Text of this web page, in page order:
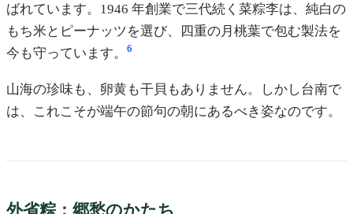
ばれています。1946 年創業で三代続く菜粽李は、純白の
もち米とピーナッツを選び、四重の月桃葉で包む製法を
今も守っています。
6
山海の珍味も、卵黄も干貝もありません。しかし台南で
は、これこそが端午の節句の朝にあるべき姿なのです。
外省粽：郷愁のかたち